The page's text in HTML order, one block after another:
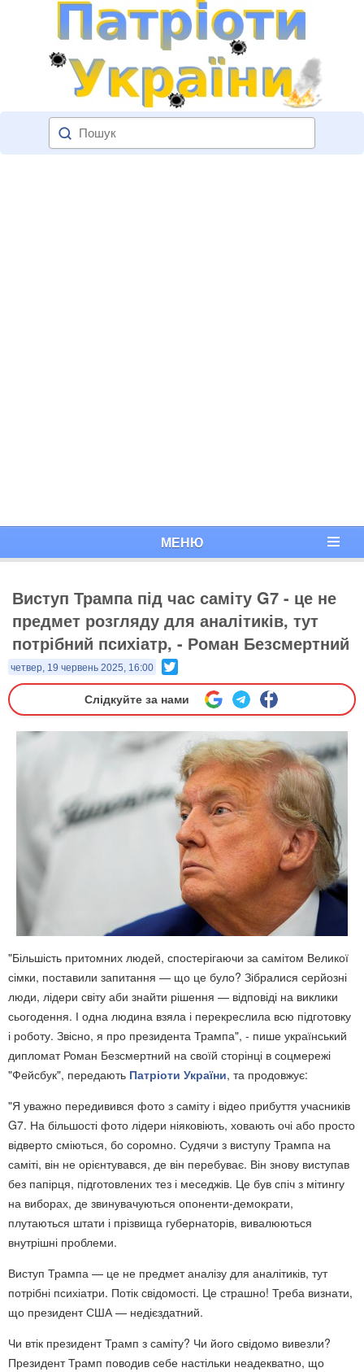
МЕНЮ
Виступ Трампа під час саміту G7 - це не
предмет розгляду для аналітиків, тут
потрібний психіатр, - Роман Безсмертний
четвер, 19 червень 2025, 16:00
Слідкуйте за нами
"Більшість притомних людей, спостерігаючи за самітом Великої
сімки, поставили запитання — що це було? Зібралися серйозні
люди, лідери світу аби знайти рішення — відповіді на виклики
сьогодення. І одна людина взяла і перекреслила всю підготовку
і роботу. Звісно, я про президента Трампа", - пише український
дипломат Роман Безсмертний на своїй сторінці в соцмережі
"Фейсбук", передають Патріоти України, та продовжує:
"Я уважно передивився фото з саміту і відео прибуття учасників
G7. На більшості фото лідери ніяковіють, ховають очі або просто
відверто сміються, бо соромно. Судячи з виступу Трампа на
саміті, він не орієнтувався, де він перебуває. Він знову виступав
без папірця, підготовлених тез і меседжів. Це був спіч з мітингу
на виборах, де звинувачуються опоненти-демократи,
плутаються штати і прізвища губернаторів, вивалюються
внутрішні проблеми.
Виступ Трампа — це не предмет аналізу для аналітиків, тут
потрібні психіатри. Потік свідомості. Це страшно! Треба визнати,
що президент США — недієздатний.
Чи втік президент Трамп з саміту? Чи його свідомо вивезли?
Президент Трамп поводив себе настільки неадекватно, що